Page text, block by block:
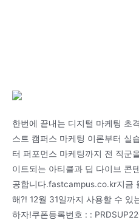
한번에 끝내는 디지털 마케팅 초
스트 캠퍼스 마케팅 이론부터 실
터 퍼포먼스 마케팅까지 전 직군
이트되는 아티클과 딥 다이브 콘
공합니다.fastcampus.co.kr지금
해?! 12월 31일까지 사용할 수
하자!쿠폰등록번호 : :